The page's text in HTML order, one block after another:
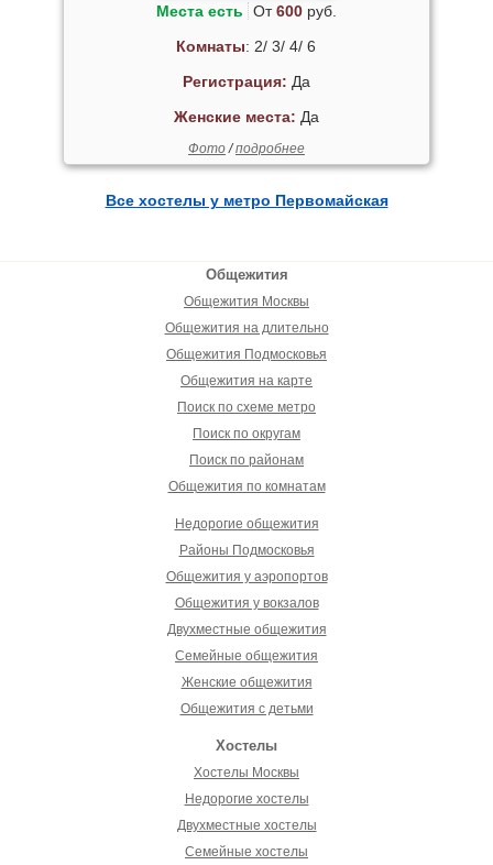
Места есть От600руб.
Комнаты: 2/ 3/ 4/ 6
Регистрация: Да
Женские места: Да
Фото/подробнее
Все хостелы у метро Первомайская
Общежития
Общежития Москвы
Общежития на длительно
Общежития Подмосковья
Общежития на карте
Поиск по схеме метро
Поиск по округам
Поиск по районам
Общежития по комнатам
Недорогие общежития
Районы Подмосковья
Общежития у аэропортов
Общежития у вокзалов
Двухместные общежития
Семейные общежития
Женские общежития
Общежития с детьми
Хостелы
Хостелы Москвы
Недорогие хостелы
Двухместные хостелы
Семейные хостелы